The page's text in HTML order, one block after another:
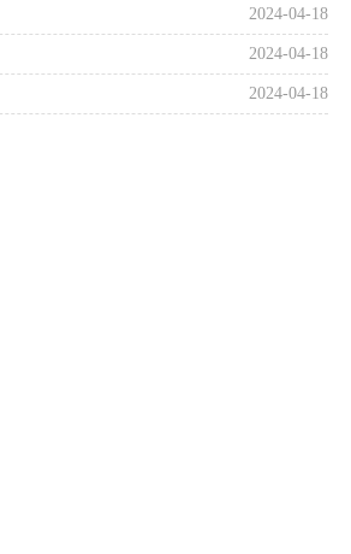
2024-04-18
2024-04-18
2024-04-18